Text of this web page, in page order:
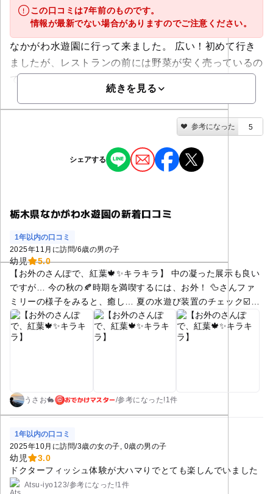
この口コミは7年前のものです。
情報が最新でない場合がありますのでご注意ください。
なかがわ水遊園に行って来ました。 広い！初めて行き
ましたが、レストランの前には野菜が安く売っているの
で、旅行の場合...
続きを見る
参考になった 5
シェアする
栃木県なかがわ水遊園の新着口コミ
1年以内の口コミ
2025年11月に訪問/6歳の男の子
幼児
5.0
【お外のさんぽで、紅葉🍁✨キラキラ】 中の凝った展示も良い
ですが… 今の秋の🍂時期を満喫するには、お外！ 🦆さんファ
ミリーの様子をみると、癒し… 夏の水遊び装置のチェック☑️も
しました。
うさお🐇 おでかけマスター/参考に なった!1件
1年以内の口コミ
2025年10月に訪問/3歳の女の子 0歳の男の子
幼児
3.0
ドクターフィッシュ体験が大ハマりでとても楽しんでいました
Atsu-iyo123/参考になった!1件